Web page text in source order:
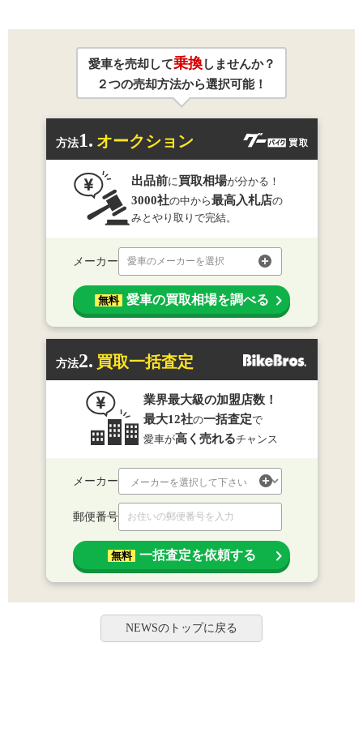
愛車を売却して乗換しませんか？
２つの売却方法から選択可能！
方法1. オークション
出品前に買取相場が分かる！
3000社の中から最高入札店の
みとやり取りで完結。
メーカー 愛車のメーカーを選択
無料 愛車の買取相場を調べる
方法2. 買取一括査定
業界最大級の加盟店数！
最大12社の一括査定で
愛車が高く売れるチャンス
メーカー
郵便番号
無料 一括査定を依頼する
NEWSのトップに戻る